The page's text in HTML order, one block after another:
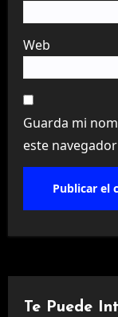
Web
Guarda mi
este
Te Puede